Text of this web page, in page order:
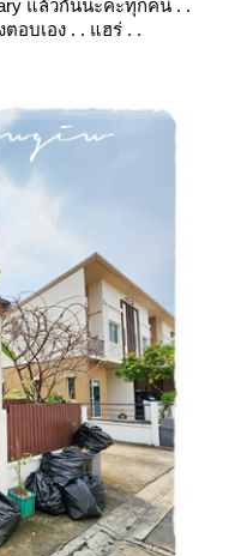
แล้วกันนะคะทุกคน . .
อบเอง . . แฮร่ . .